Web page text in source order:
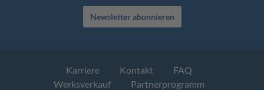
Newsletter abonnieren
Karriere Kontakt
FAQ
Werksverkauf
Partnerprogramm